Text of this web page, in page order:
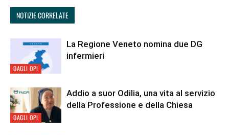
NOTIZIE CORRELATE
DAGLI OPI
La Regione Veneto nomina due DG
infermieri
DAGLI OPI
Addio a suor Odilia, una vita al servizio
della Professione e della Chiesa